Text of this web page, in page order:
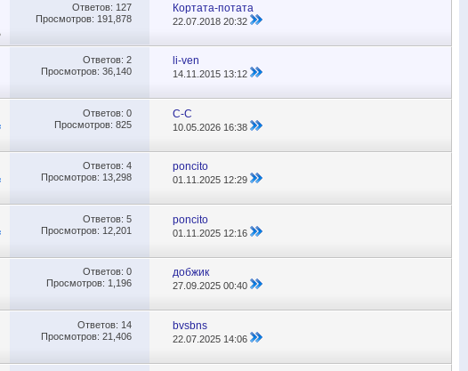
Ответов: 127
Просмотров: 191,878
Кортата-потата
22.07.201820:32
Ответов: 2
Просмотров: 36,140
li-ven
14.11.201513:12
Ответов: 0
Просмотров: 825
С-С
10.05.2026 16:38
Ответов: 4
Просмотров: 13,298
poncito
01.11.202512:29
Ответов: 5
Просмотров: 12,201
poncito
01.11.2025 12:16
Ответов: 0
Просмотров: 1,196
добжик
27.09.202500:40
Ответов: 14
Просмотров: 21,406
bvsbns
22.07.2025 14:06